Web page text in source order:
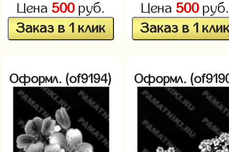
Цена 500руб.
Заказ в 1 клик
Цена 500руб.
Заказ в 1
Оформл. (of9194) Оформл.